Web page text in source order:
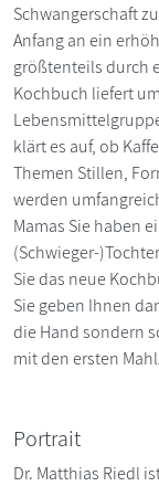
Schwangerschaft
Anfang an ein
größtenteils durch
Kochbuch liefert
klärt es auf, ob
Themen Stillen,
werden
Mamas Sie haben
(Schwieger-
Sie das neue
Sie geben Ihnen
die Hand sondern
mit den ersten
Portrait
Dr. Matthias Riedl